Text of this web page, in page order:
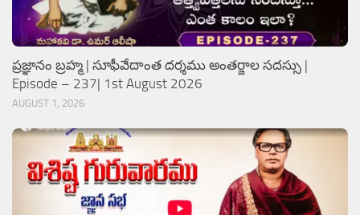
ప్రజ్ఞానం బ్రహ్మ | సూఫీవేదాంత దర్శము అంతర్జాల సదస్సు |
Episode – 237| 1st August 2026
AUGUST 1, 2026